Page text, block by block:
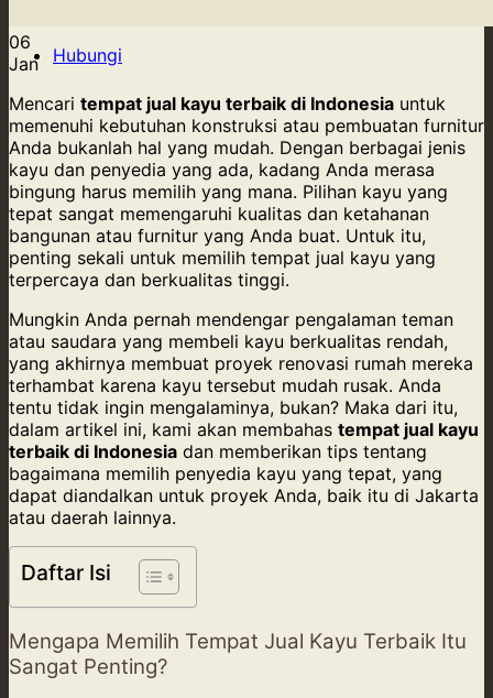
Hubungi
06
Jan
Mencari tempat jual kayu terbaik di Indonesia untuk
memenuhi kebutuhan konstruksi atau pembuatan furnitur
Anda bukanlah hal yang mudah. Dengan berbagai jenis
kayu dan penyedia yang ada, kadang Anda merasa
bingung harus memilih yang mana. Pilihan kayu yang
tepat sangat memengaruhi kualitas dan ketahanan
bangunan atau furnitur yang Anda buat. Untuk itu,
penting sekali untuk memilih tempat jual kayu yang
terpercaya dan berkualitas tinggi.
Mungkin Anda pernah mendengar pengalaman teman
atau saudara yang membeli kayu berkualitas rendah,
yang akhirnya membuat proyek renovasi rumah mereka
terhambat karena kayu tersebut mudah rusak. Anda
tentu tidak ingin mengalaminya, bukan? Maka dari itu,
dalam artikel ini, kami akan membahas tempat jual kayu
terbaik di Indonesia dan memberikan tips tentang
bagaimana memilih penyedia kayu yang tepat, yang
dapat diandalkan untuk proyek Anda, baik itu di Jakarta
atau daerah lainnya.
Daftar Isi
Mengapa Memilih Tempat Jual Kayu Terbaik Itu
Sangat Penting?